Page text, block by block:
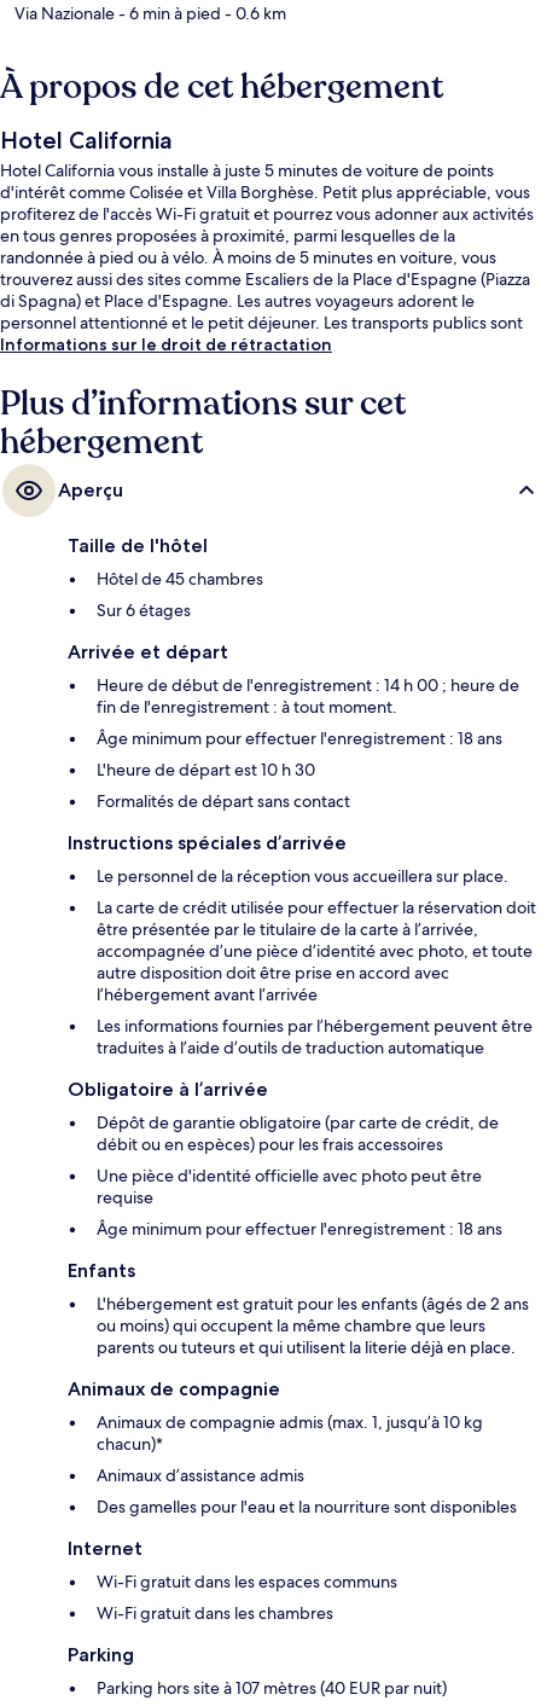
Via Nazionale- 6 min à pied - 0.6 km
À propos de cet hébergement
Hotel California
Hotel California vous installe à juste 5 minutes de voiture de points
d'intérêt comme Colisée et Villa Borghèse. Petit plus appréciable, vous
profiterez de l'accès Wi-Fi gratuit et pourrez vous adonner aux activités
en tous genres proposées à proximité, parmi lesquelles de la
randonnée à pied ou à vélo. À moins de 5 minutes en voiture, vous
trouverez aussi des sites comme Escaliers de la Place d'Espagne (Piazza
di Spagna) et Place d'Espagne. Les autres voyageurs adorent le
personnel attentionné et le petit déjeuner. Les transports publics sont
rapidement accessibles à pied : Station de tramway Termini se situe à
Informations sur le droit de rétractation
Plus d’informations sur cet
hébergement
Aperçu
Taille de l'hôtel
Hôtel de 45 chambres
Sur 6 étages
Arrivée et départ
Heure de début de l'enregistrement : 14 h 00 ; heure de
fin de l'enregistrement : à tout moment.
Âge minimum pour effectuer l'enregistrement : 18 ans
L'heure de départ est 10 h 30
Formalités de départ sans contact
Instructions spéciales d’arrivée
Le personnel de la réception vous accueillera sur place.
La carte de crédit utilisée pour effectuer la réservation doit
être présentée par le titulaire de la carte à l’arrivée,
accompagnée d’une pièce d’identité avec photo, et toute
autre disposition doit être prise en accord avec
l’hébergement avant l’arrivée
Les informations fournies par l’hébergement peuvent être
traduites à l’aide d’outils de traduction automatique
Obligatoire à l’arrivée
Dépôt de garantie obligatoire (par carte de crédit, de
débit ou en espèces) pour les frais accessoires
Une pièce d'identité officielle avec photo peut être
requise
Âge minimum pour effectuer l'enregistrement : 18 ans
Enfants
L'hébergement est gratuit pour les enfants (âgés de 2 ans
ou moins) qui occupent la même chambre que leurs
parents ou tuteurs et qui utilisent la literie déjà en place.
Animaux de compagnie
Animaux de compagnie admis (max. 1, jusqu’à 10 kg
chacun)*
Animaux d’assistance admis
Des gamelles pour l'eau et la nourriture sont disponibles
Internet
Wi-Fi gratuit dans les espaces communs
Wi-Fi gratuit dans les chambres
Parking
Parking hors site à 107 mètres (40 EUR par nuit)